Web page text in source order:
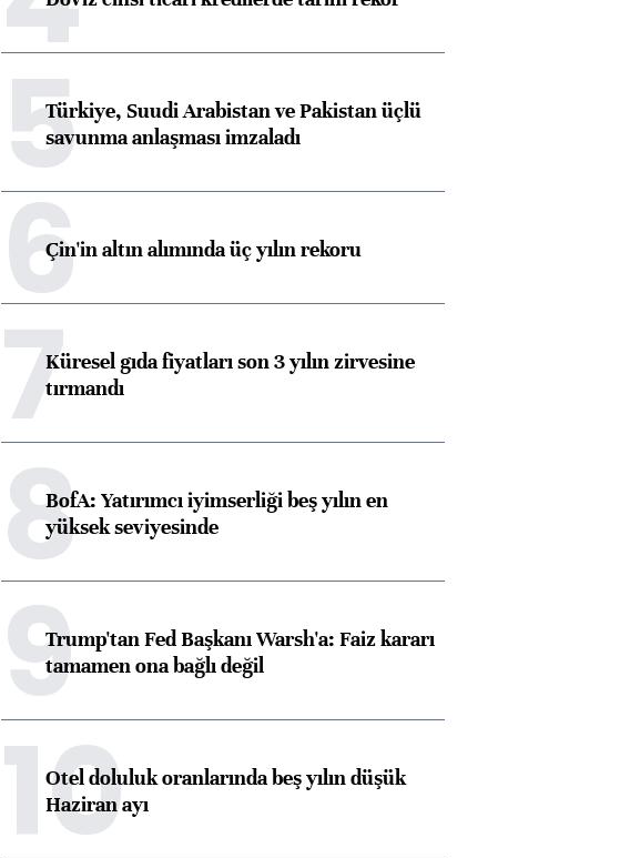
5Türkiye, Suudi Arabistan ve Pakistan üçlü
savunma anlaşması imzaladı
6Çin'in altın alımında üç yılın rekoru
7Küresel gıda fiyatları son 3 yılın zirvesine
tırmandı
8BofA: Yatırımcı iyimserliği beş yılın en
yüksek seviyesinde
9Trump'tan Fed Başkanı Warsh'a: Faiz kararı
tamamen ona bağlı değil
10
Otel doluluk oranlarında beş yılın düşük
Haziran ayı